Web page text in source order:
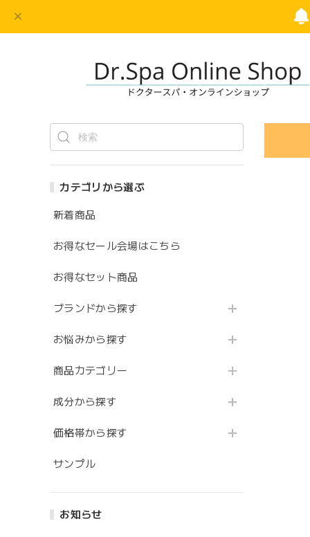
カテゴリから選ぶ
新着商品
お得なセール会場はこちら
お得なセット商品
ブランドから探す
お悩みから探す
商品カテゴリー
成分から探す
価格帯から探す
サンプル
お知らせ